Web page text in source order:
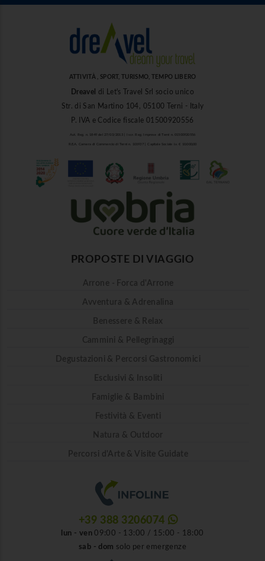
ATTIVITÀ , SPORT, TURISMO, TEMPO LIBERO
Dreavel
di Let's Travel Srl socio unico
Str. di San Martino 104, 05100 Terni - Italy
P. IVA e Codice fiscale 01500920556
Aut. Reg. n. 1849 del 27/03/2013 | Iscr. Reg. Imprese di Terni n. 01500920556
R.E.A. Camera di Commercio di Terni n. 101937 | Capitale Sociale i.v. € 10.000,00
PROPOSTE DI VIAGGIO
Arrone - Forca d'Arrone
Avventura & Adrenalina
Benessere & Relax
Cammini & Pellegrinaggi
Degustazioni & Percorsi Gastronomici
Esclusivi & Insoliti
Famiglie & Bambini
Festività & Eventi
Natura & Outdoor
Percorsi d'Arte & Visite Guidate
+39 388 3206074
lun - ven09:00 - 13:00 / 15:00 - 18:00
sab - dom solo per emergenze